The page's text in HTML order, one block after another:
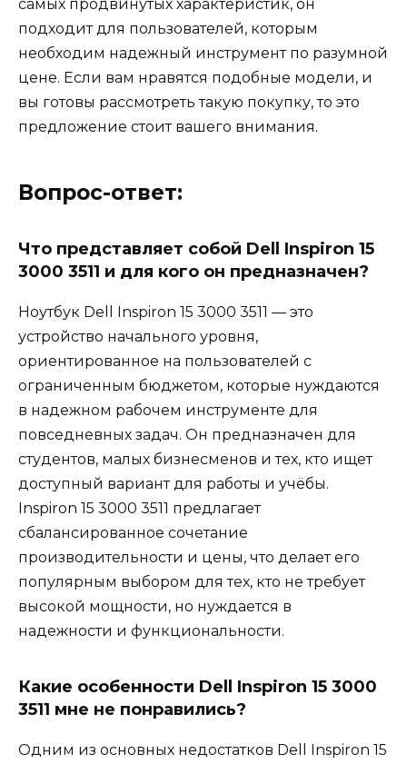
самых продвинутых характеристик, он
подходит для пользователей, которым
необходим надежный инструмент по разумной
цене. Если вам нравятся подобные модели, и
вы готовы рассмотреть такую покупку, то это
предложение стоит вашего внимания.
Вопрос-ответ:
Что представляет собой Dell Inspiron 15
3000 3511 и для кого он предназначен?
Ноутбук Dell Inspiron 15 3000 3511 — это
устройство начального уровня,
ориентированное на пользователей с
ограниченным бюджетом, которые нуждаются
в надежном рабочем инструменте для
повседневных задач. Он предназначен для
студентов, малых бизнесменов и тех, кто ищет
доступный вариант для работы и учёбы.
Inspiron 15 3000 3511 предлагает
сбалансированное сочетание
производительности и цены, что делает его
популярным выбором для тех, кто не требует
высокой мощности, но нуждается в
надежности и функциональности.
Какие особенности Dell Inspiron 15 3000
3511 мне не понравились?
Одним из основных недостатков Dell Inspiron 15